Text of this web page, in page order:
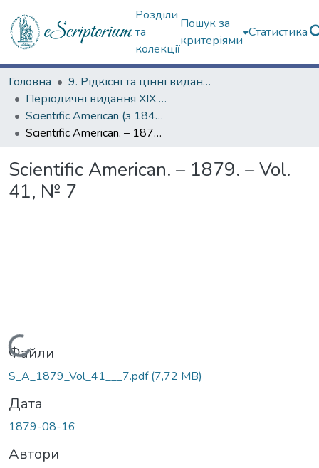
Розділи
та
колекції
Пошук за
критеріями
Статистика
Головна
9. Рідкісні та цінні видання
Періодичні видання ХІХ ст.
Scientific American (з 1845 р.)
Scientific American. – 1879. – Vol. 41, № 7
Scientific American. – 1879. – Vol.
41, № 7
Вантажиться...
Файли
S_A_1879_Vol_41___7.pdf(7,72 MB)
Дата
1879-08-16
Автори